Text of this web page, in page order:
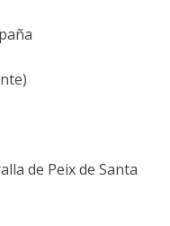
de Peix de Santa